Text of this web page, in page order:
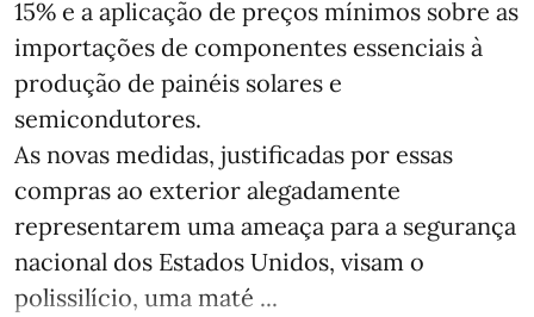
15% e a aplicação de preços mínimos sobre as
importações de componentes essenciais à
produção de painéis solares e
semicondutores.
As novas medidas, justificadas por essas
compras ao exterior alegadamente
representarem uma ameaça para a segurança
nacional dos Estados Unidos, visam o
polissilício, uma maté ...